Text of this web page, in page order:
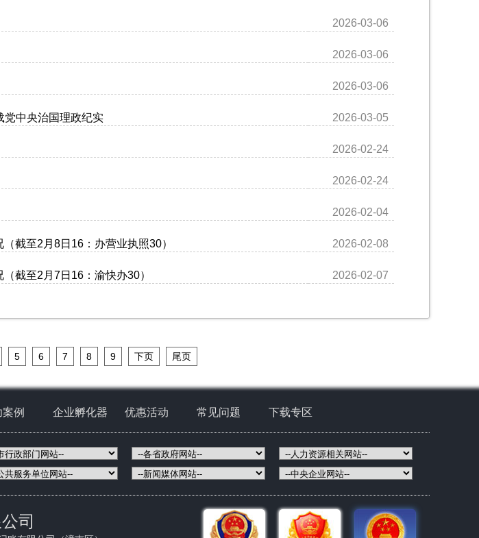
2026-03-06
2026-03-06
2026-03-06
中央治国理政纪实 2026-03-05
2026-02-24
2026-02-24
2026-02-04
截至2月8日16：办营业执照30） 2026-02-08
截至2月7日16：渝快办30） 2026-02-07
5 6 7 8 9 下页 尾页
案例 企业孵化器 优惠活动 常见问题 下载专区
司